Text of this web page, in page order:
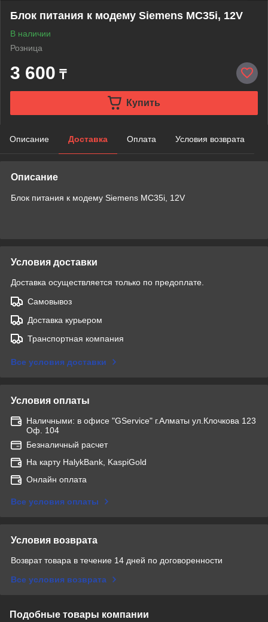
Блок питания к модему Siemens MC35i, 12V
В наличии
Розница
3 600 ₸
Купить
Описание Доставка Оплата Условия возврата
Описание
Блок питания к модему Siemens MC35i, 12V
Условия доставки
Доставка осуществляется только по предоплате.
Самовывоз
Доставка курьером
Транспортная компания
Все условия доставки
Условия оплаты
Наличными: в офисе "GService" г.Алматы ул.Клочкова 123
Оф. 104
Безналичный расчет
На карту HalykBank, KaspiGold
Онлайн оплата
Все условия оплаты
Условия возврата
Возврат товара в течение 14 дней по договоренности
Все условия возврата
Подобные товары компании